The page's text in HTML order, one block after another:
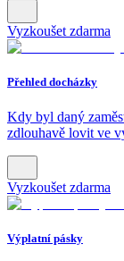
Vyzkoušet zdarma
Přehled docházky
Kdy byl daný
zdlouhavě lovit ve
Vyzkoušet zdarma
Výplatní pásky